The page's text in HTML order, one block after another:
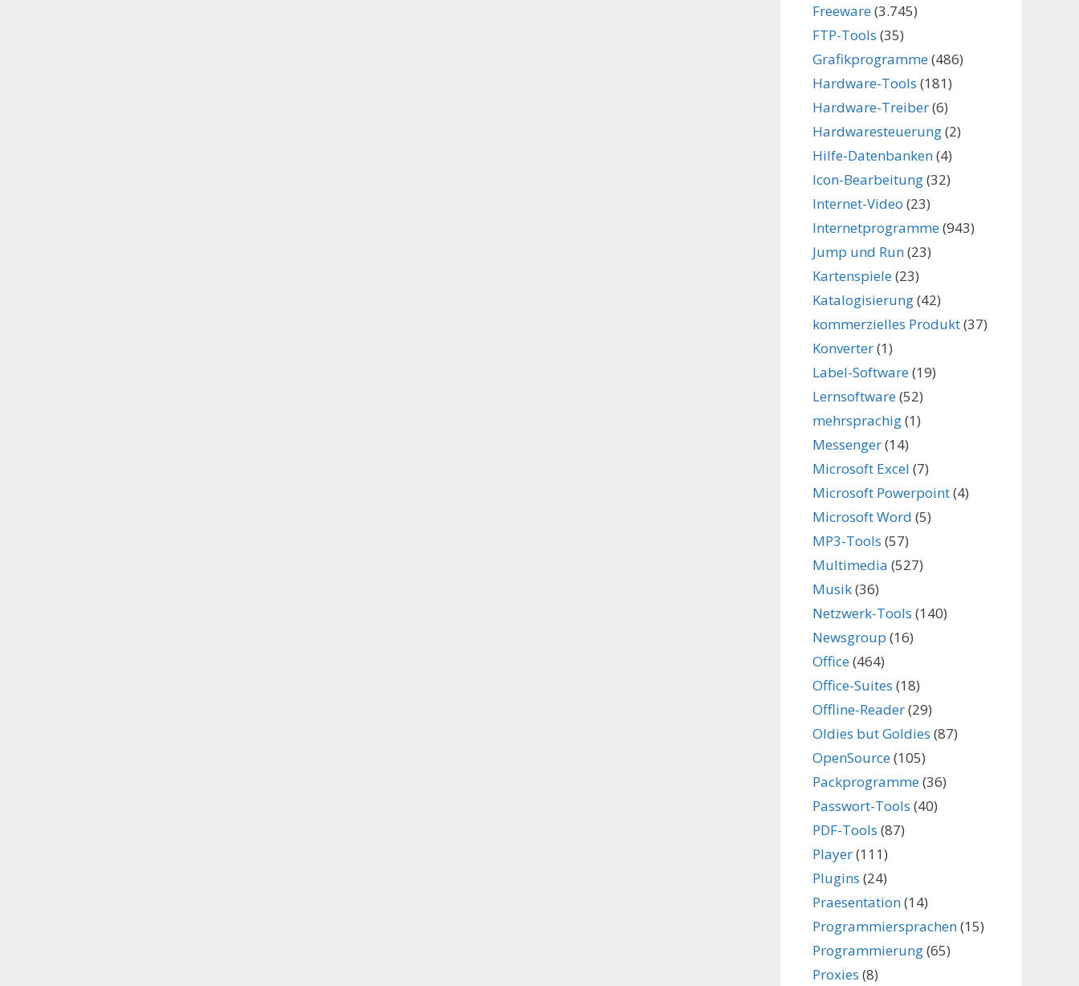
Freeware(3.745)
FTP-Tools (35)
Grafikprogramme(486)
Hardware-Tools (181)
Hardware-Treiber(6)
Hardwaresteuerung(2)
Hilfe-Datenbanken(4)
Icon-Bearbeitung(32)
Internet-Video (23)
Internetprogramme(943)
Jump und Run(23)
Kartenspiele(23)
Katalogisierung(42)
kommerzielles Produkt(37)
Konverter(1)
Label-Software(19)
Lernsoftware(52)
mehrsprachig(1)
Messenger(14)
Microsoft Excel (7)
Microsoft Powerpoint(4)
Microsoft Word (5)
MP3-Tools (57)
Multimedia (527)
Musik(36)
Netzwerk-Tools (140)
Newsgroup (16)
Office(464)
Office-Suites (18)
Offline-Reader(29)
Oldies but Goldies (87)
OpenSource(105)
Packprogramme(36)
Passwort-Tools (40)
PDF-Tools (87)
Player(111)
Plugins (24)
Praesentation(14)
Programmiersprachen(15)
Programmierung(65)
Proxies (8)